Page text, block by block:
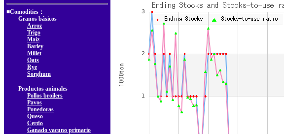
■Comodities：
Granos básicos
Arroz
Trigo
Maíz
Barley
Millet
Oats
Rye
Sorghum
Productos animales
Pollos broilers
Pavos
Ponedoras
Queso
Cerdo
Ganado vacuno primario